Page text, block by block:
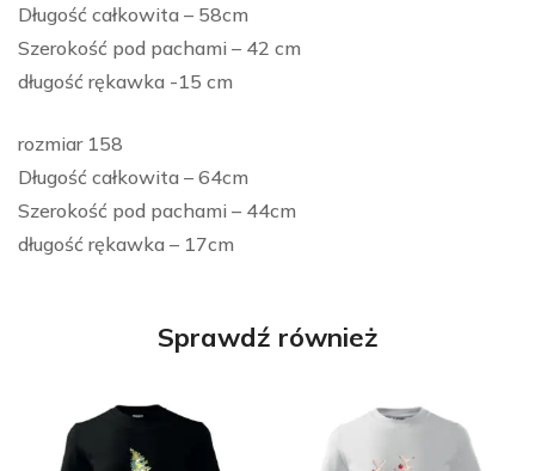
Długość całkowita – 58cm
Szerokość pod pachami – 42 cm
długość rękawka -15 cm
rozmiar 158
Długość całkowita – 64cm
Szerokość pod pachami – 44cm
długość rękawka – 17cm
Sprawdź również